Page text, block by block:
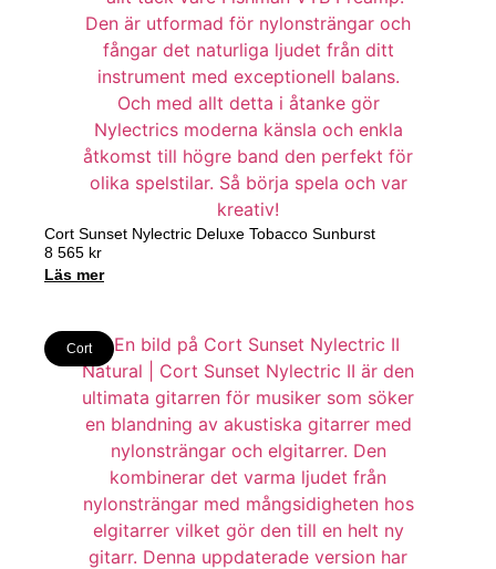
Cort Sunset Nylectric Deluxe Tobacco Sunburst
8 565 kr
Läs mer
Cort